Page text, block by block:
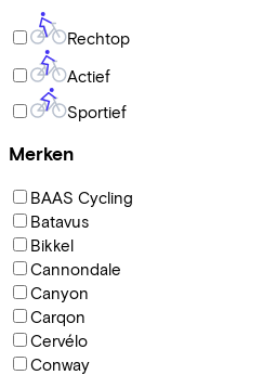
Rechtop
Actief
Sportief
Merken
BAAS Cycling
Batavus
Bikkel
Cannondale
Canyon
Carqon
Cervélo
Conway